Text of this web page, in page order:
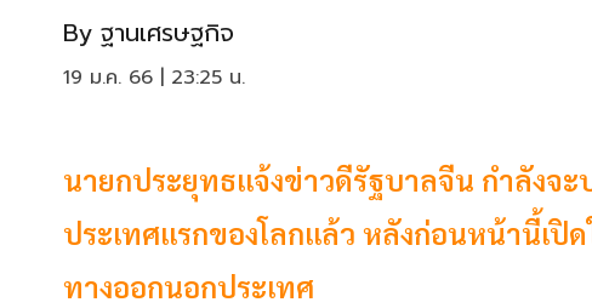
By ฐานเศรษฐกิจ
19 ม.ค. 66 | 23:25 น.
นายกประยุทธแจ้งข่าวดีรัฐบาลจีน กำลังจ
ประเทศแรกของโลกแล้ว หลังก่อนหน้านี้เ
ทางออกนอกประเทศ